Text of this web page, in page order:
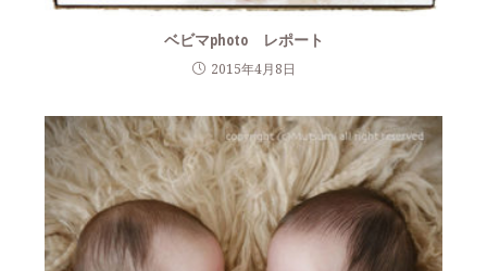
ベビマphoto レポート
2015年4月8日